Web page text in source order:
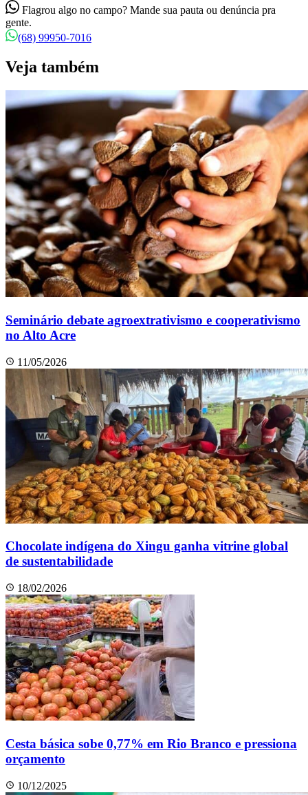
Flagrou algo no campo? Mande sua pauta ou denúncia pra
gente.
(68) 99950-7016
Veja também
Seminário debate agroextrativismo e cooperativismo
no Alto Acre
11/05/2026
Chocolate indígena do Xingu ganha vitrine global
de sustentabilidade
18/02/2026
Cesta básica sobe 0,77% em Rio Branco e pressiona
orçamento
10/12/2025